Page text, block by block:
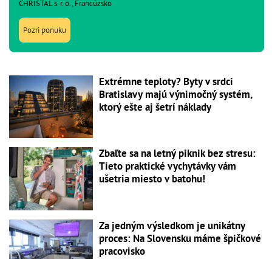
CHRISTAL s. r. o., Francúzsko
Pozri ponuku
Extrémne teploty? Byty v srdci
Bratislavy majú výnimočný systém,
ktorý ešte aj šetrí náklady
Zbaľte sa na letný piknik bez stresu:
Tieto praktické vychytávky vám
ušetria miesto v batohu!
Za jedným výsledkom je unikátny
proces: Na Slovensku máme špičkové
pracovisko